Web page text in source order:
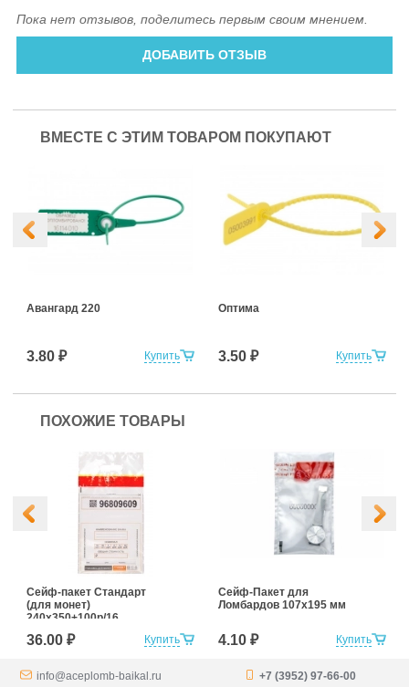
Пока нет отзывов, поделитесь первым своим мнением.
ДОБАВИТЬ ОТЗЫВ
ВМЕСТЕ С ЭТИМ ТОВАРОМ ПОКУПАЮТ
Купить
Авангард 220
3.80 ₽ Купить
Оптима
3.50 ₽
ПОХОЖИЕ ТОВАРЫ
Купить
Сейф-пакет Cтандарт
(для монет)
240x350+100р/16
36.00 ₽ Купить
Сейф-Пакет для
Ломбардов 107x195 мм
4.10 ₽
info@aceplomb-baikal.ru +7 (3952) 97-66-00